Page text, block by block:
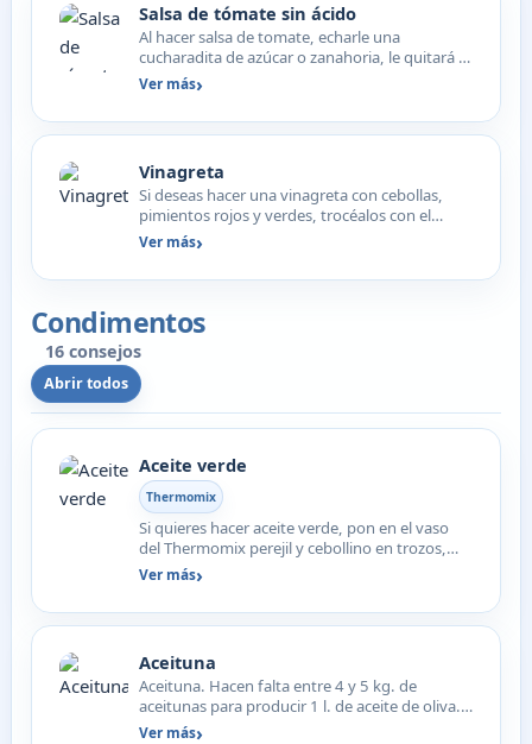
Salsa de tómate sin ácido
Al hacer salsa de tomate, echarle una
cucharadita de azúcar o zanahoria, le quitará el
ácido.
Ver más
Vinagreta
Si deseas hacer una vinagreta con cebollas,
pimientos rojos y verdes, trocéalos con el
aceite el vinagre…
Ver más
Condimentos
16 consejos
Abrir todos
Aceite verde
Thermomix
Si quieres hacer aceite verde, pon en el vaso
del Thermomix perejil y cebollino en trozos,
aceite de gira…
Ver más
Aceituna
Aceituna. Hacen falta entre 4 y 5 kg. de
aceitunas para producir 1 l. de aceite de oliva.
El color de la…
Ver más